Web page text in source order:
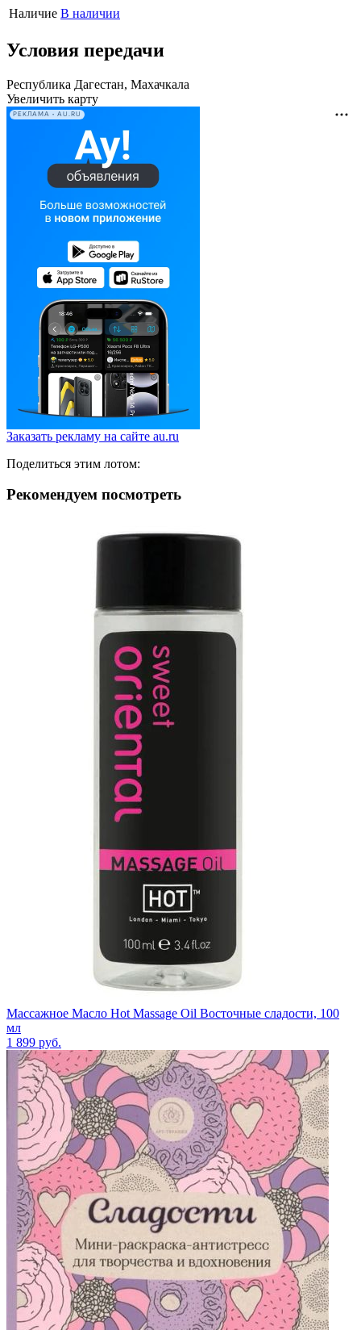
Наличие В наличии
Условия передачи
Республика Дагестан, Махачкала
Увеличить карту
РЕКЛАМА • AU.RU
Заказать рекламу на сайте au.ru
Поделиться этим лотом:
Рекомендуем посмотреть
Массажное Масло Hot Massage Oil Восточные сладости, 100
мл
1 899 руб.